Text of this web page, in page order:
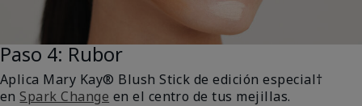
Paso 4: Rubor
Aplica Mary Kay® Blush Stick de edición especial†
enSpark Change en el centro de tus mejillas.